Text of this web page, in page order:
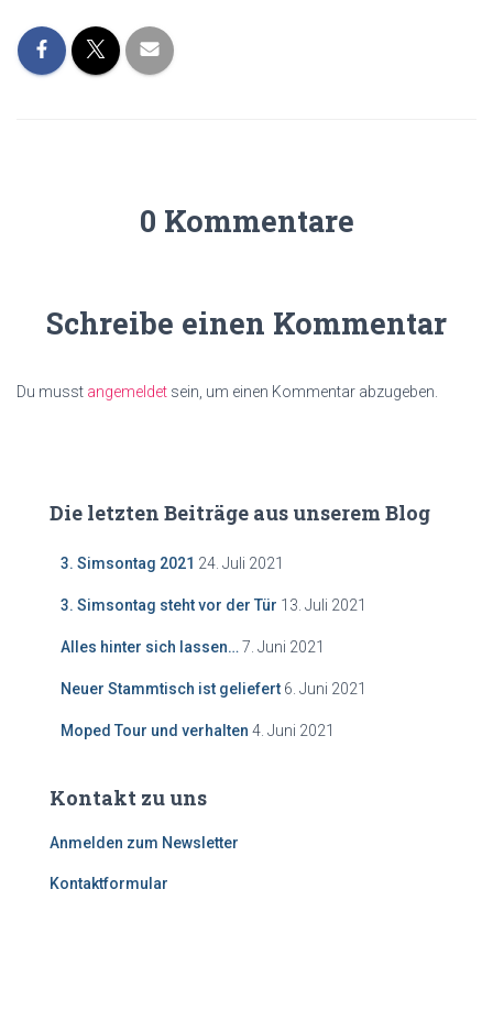
0 Kommentare
Schreibe einen Kommentar
Du musst angemeldet sein, um einen Kommentar abzugeben.
Die letzten Beiträge aus unserem Blog
3. Simsontag 2021 24. Juli 2021
3. Simsontag steht vor der Tür 13. Juli 2021
Alles hinter sich lassen… 7. Juni 2021
Neuer Stammtisch ist geliefert 6. Juni 2021
Moped Tour und verhalten 4. Juni 2021
Kontakt zu uns
Anmelden zum Newsletter
Kontaktformular